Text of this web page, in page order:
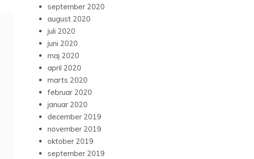
september 2020
august 2020
juli 2020
juni 2020
maj 2020
april 2020
marts 2020
februar 2020
januar 2020
december 2019
november 2019
oktober 2019
september 2019